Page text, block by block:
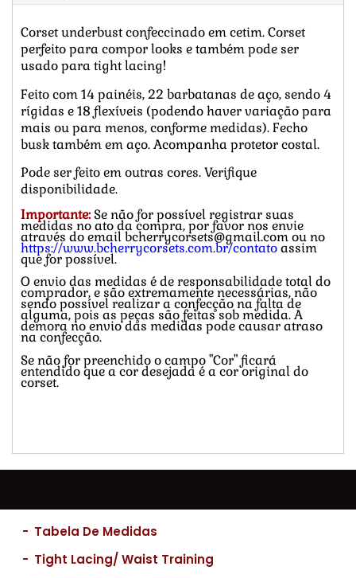
Corset underbust confeccinado em cetim. Corset
perfeito para compor looks e também pode ser
usado para tight lacing!
Feito com 14 painéis, 22 barbatanas de aço, sendo 4
rígidas e 18 flexíveis (podendo haver variação para
mais ou para menos, conforme medidas). Fecho
busk também em aço. Acompanha protetor costal.
Pode ser feito em outras cores. Verifique
disponibilidade.
Importante:Se não for possível registrar suas
medidas no ato da compra, por favor nos envie
através do emailbcherrycorsets@gmail.com ou no
https://www.bcherrycorsets.com.br/contatoassim
que for possível.
O envio das medidas é de responsabilidade total do
comprador, e são extremamente necessárias, não
sendo possível realizar a confecção na falta de
alguma, pois as peças são feitas sob medida. A
demora no envio das medidas pode causar atraso
na confecção.
Se não for preenchido o campo "Cor" ficará
entendido que a cor desejada é a cor original do
corset.
- Tabela De Medidas
- Tight Lacing/ Waist Training